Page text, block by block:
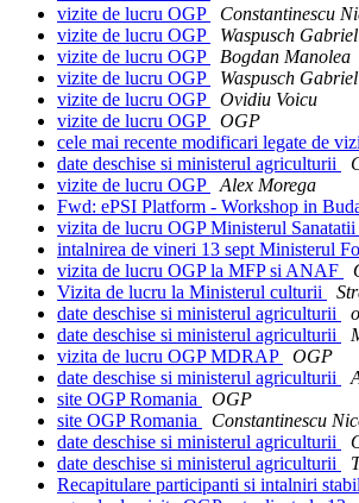
vizite de lucru OGP
Constantinescu
vizite de lucru OGP
Waspusch Gabriel
vizite de lucru OGP
Bogdan Manolea
vizite de lucru OGP
Waspusch Gabriel
vizite de lucru OGP
Ovidiu Voicu
vizite de lucru OGP
OGP
cele mai recente modificari legate de
date deschise si ministerul agriculturii
vizite de lucru OGP
Alex Morega
Fwd: ePSI Platform - Workshop in
vizita de lucru OGP Ministerul Sanatatii
intalnirea de vineri 13 sept Ministerul
vizita de lucru OGP la MFP si ANAF
Vizita de lucru la Ministerul culturii
date deschise si ministerul agriculturii
date deschise si ministerul agriculturii
vizita de lucru OGP MDRAP
OGP
date deschise si ministerul agriculturii
site OGP Romania
OGP
site OGP Romania
Constantinescu
date deschise si ministerul agriculturii
date deschise si ministerul agriculturii
Recapitulare participanti si intalniri